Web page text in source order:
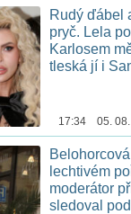
Rudý ďábel
pryč. Lela
Karlosem
tleská jí i
17:34 05. 08.
lechtivém
moderátor
sledoval